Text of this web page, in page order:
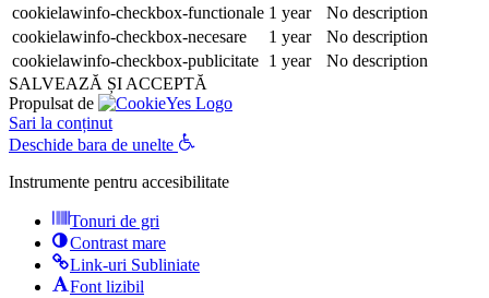
cookielawinfo-checkbox-functionale 1 year
No description
cookielawinfo-checkbox-necesare
1 year
No description
cookielawinfo-checkbox-publicitate 1 year
No description
SALVEAZĂ ȘI ACCEPTĂ
Propulsat de
Sari la conținut
Deschide bara de unelte
Instrumente pentru accesibilitate
Tonuri de gri
Contrast mare
Link-uri Subliniate
Font lizibil